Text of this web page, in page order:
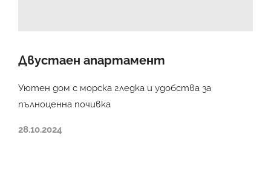
Двустаен апартамент
Уютен дом с морска гледка и удобства за
пълноценна почивка
28.10.2024